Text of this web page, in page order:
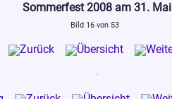
Sommerfest 2008 am 31. Mai
Bild 16 von 53